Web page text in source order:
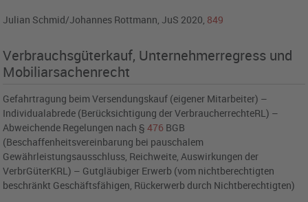
Julian Schmid/Johannes Rottmann, JuS 2020, 849
Verbrauchsgüterkauf, Unternehmerregress und
Mobiliarsachenrecht
Gefahrtragung beim Versendungskauf (eigener Mitarbeiter) –
Individualabrede (Berücksichtigung der VerbraucherrechteRL) –
Abweichende Regelungen nach §476 BGB
(Beschaffenheitsvereinbarung bei pauschalem
Gewährleistungsausschluss, Reichweite, Auswirkungen der
VerbrGüterKRL) – Gutgläubiger Erwerb (vom nichtberechtigten
beschränkt Geschäftsfähigen, Rückerwerb durch Nichtberechtigten)